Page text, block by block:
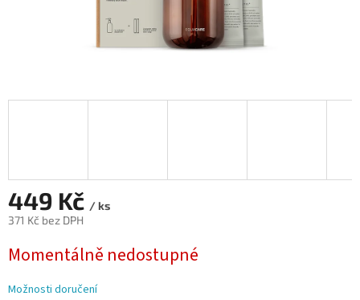
449 Kč / ks
371 Kč bez DPH
cena:
Momentálně nedostupné
Možnosti doručení